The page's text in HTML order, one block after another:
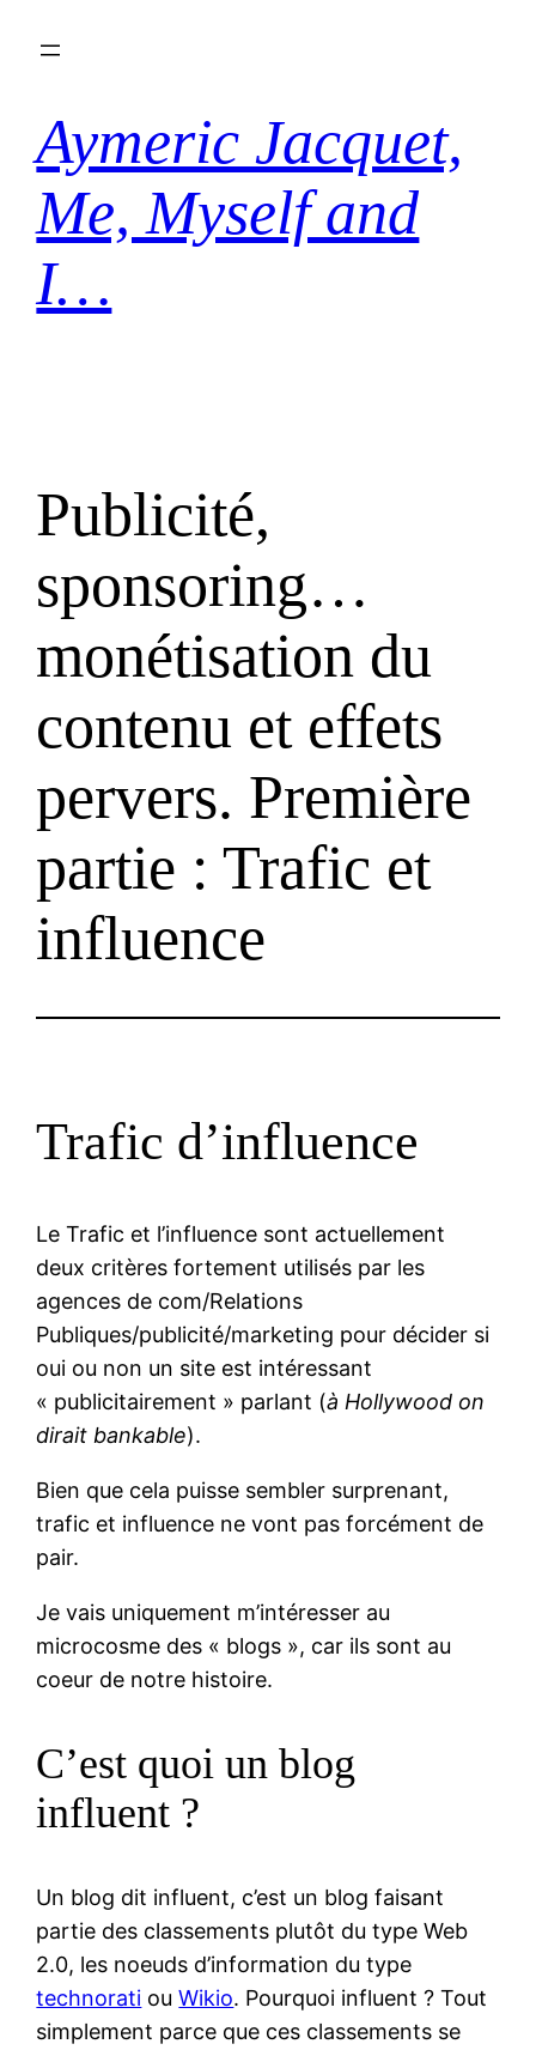
Aymeric Jacquet,
Me, Myself and
I…
Publicité,
sponsoring…
monétisation du
contenu et effets
pervers. Première
partie : Trafic et
influence
Trafic d’influence
Le Trafic et l’influence sont actuellement
deux critères fortement utilisés par les
agences de com/Relations
Publiques/publicité/marketing pour décider si
oui ou non un site est intéressant
« publicitairement » parlant (à Hollywood on
dirait bankable).
Bien que cela puisse sembler surprenant,
trafic et influence ne vont pas forcément de
pair.
Je vais uniquement m’intéresser au
microcosme des « blogs », car ils sont au
coeur de notre histoire.
C’est quoi un blog
influent ?
Un blog dit influent, c’est un blog faisant
partie des classements plutôt du type Web
2.0, les noeuds d’information du type
technorati ouWikio. Pourquoi influent ? Tout
simplement parce que ces classements se